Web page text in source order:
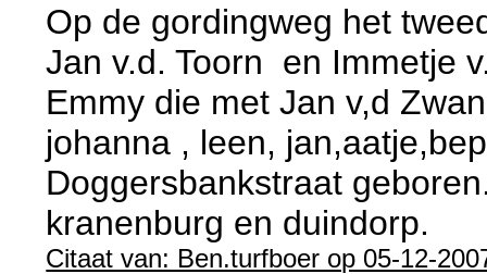
Op de gordingweg het
Jan v.d. Toorn en Immetje
Emmy die met Jan v,d
johanna , leen,
Doggersbankstraat
kranenburg en duindorp.
Citaat van: Ben.turfboer op 05-12-